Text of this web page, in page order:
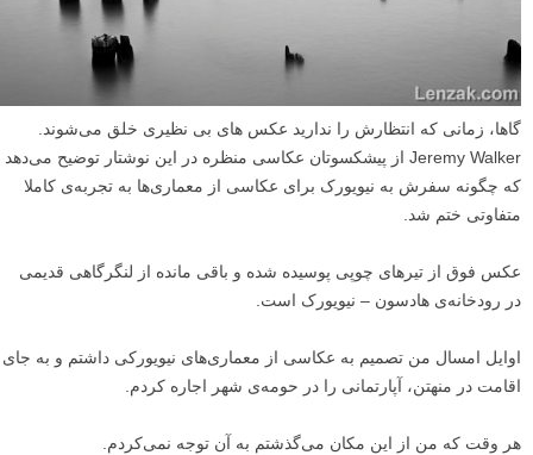
گاها، زمانی که انتظارش را ندارید عکس های بی نظیری خلق می‌شوند.
Jeremy Walker از پیشکسوتان عکاسی منظره در این نوشتار توضیح می‌دهد
که چگونه سفرش به نیویورک برای عکاسی از معماری‌ها به تجربه‌ی کاملا
متفاوتی ختم شد.
عکس فوق از تیر‌های چوپی پوسیده شده و باقی مانده از لنگرگاهی قدیمی
در رودخانه‌ی هادسون – نیویورک است.
اوایل امسال من تصمیم به عکاسی از معماری‌های نیویورکی داشتم و به جای
اقامت در منهتن، آپارتمانی را در حومه‌ی شهر اجاره کردم.
هر وقت که من از این مکان می‌گذشتم به آن توجه نمی‌کردم.